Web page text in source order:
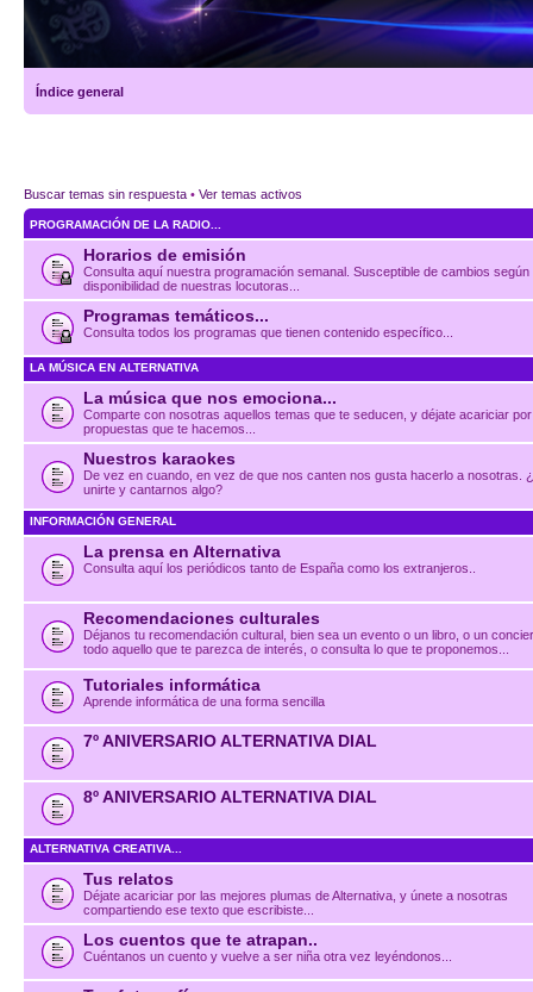
Índice general
Buscar temas sin respuesta • Ver temas activos
PROGRAMACIÓN DE LA RADIO...
Horarios de emisión
Consulta aquí nuestra programación semanal. Susceptible de cambios según
disponibilidad de nuestras locutoras...
Programas temáticos...
Consulta todos los programas que tienen contenido específico...
LA MÚSICA EN ALTERNATIVA
La música que nos emociona...
Comparte con nosotras aquellos temas que te seducen, y déjate acariciar
propuestas que te hacemos...
Nuestros karaokes
De vez en cuando, en vez de que nos canten nos gusta hacerlo a nosotras.
unirte y cantarnos algo?
INFORMACIÓN GENERAL
La prensa en Alternativa
Consulta aquí los periódicos tanto de España como los extranjeros..
Recomendaciones culturales
Déjanos tu recomendación cultural, bien sea un evento o un libro, o un
todo aquello que te parezca de interés, o consulta lo que te proponemos...
Tutoriales informática
Aprende informática de una forma sencilla
7º ANIVERSARIO ALTERNATIVA DIAL
8º ANIVERSARIO ALTERNATIVA DIAL
ALTERNATIVA CREATIVA...
Tus relatos
Déjate acariciar por las mejores plumas de Alternativa, y únete a nosotras
compartiendo ese texto que escribiste...
Los cuentos que te atrapan..
Cuéntanos un cuento y vuelve a ser niña otra vez leyéndonos...